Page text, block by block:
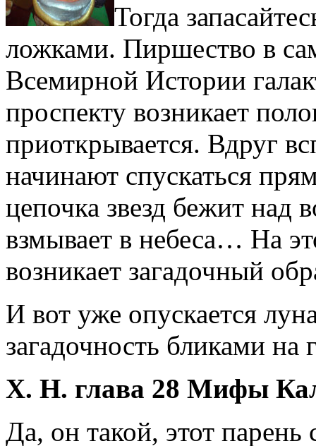
Тогда
ложками. Пиршество в
Всемирной Истории
проспекту возникает
приоткрывается. Вдруг
начинают спускаться
цепочка звезд бежит над
взмывает в небеса… На
возникает загадочный
И вот уже опускается
загадочность бликами на
Х. Н. глава 28 Мифы
Да, он такой, этот